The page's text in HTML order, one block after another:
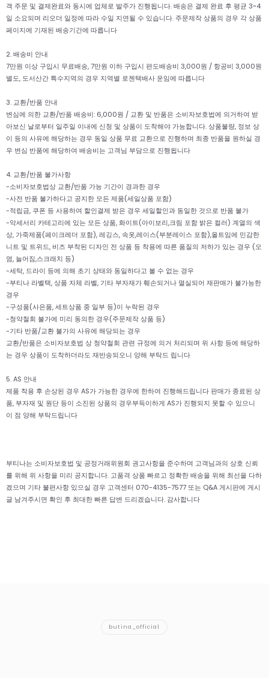
객 주문 및 결제완료와 동시에 업체로 발주가 진행됩니다. 배송은 결제 완료 후 평균 3~4
일 소요되며 리오더 일정에 따라 수일 지연될 수 있습니다. 주문제작 상품의 경우 각 상품
페이지에 기재된 배송기간에 따릅니다
2. 배송비 안내
7만원 이상 구입시 무료배송, 7만원 이하 구입시 편도배송비 3,000원 / 항공비 3,000원
별도, 도서산간 특수지역의 경우 지역별 로젠택배사 운임에 따릅니다
3. 교환/반품 안내
변심에 의한 교환/반품 배송비: 6,000원 / 교환 및 반품은 소비자보호법에 의거하여 받
아보신 날로부터 일주일 이내에 신청 및 상품이 도착해야 가능합니다. 상품불량, 정보 상
이 등의 사유에 해당하는 경우 동일 상품 무료 교환으로 진행하며 최종 반품을 원하실 경
우 변심 반품에 해당하여 배송비는 고객님 부담으로 진행됩니다
4. 교환/반품 불가사항
-소비자보호법상 교환/반품 가능 기간이 경과한 경우
-사전 반품 불가하다고 공지한 모든 제품(세일상품 포함)
-적립금, 쿠폰 등 사용하여 할인결제 받은 경우 세일할인과 동일한 것으로 반품 불가
-악세서리 카테고리에 있는 모든 상품, 화이트(아이보리,크림 포함 밝은 컬러) 계열의 색
상, 가죽제품(페이크레더 포함), 레깅스, 속옷,레이스(부분레이스 포함),올트임에 민감한
니트 및 트위드, 비즈 부착된 디자인 전 상품 등 착용에 따른 품질의 저하가 있는 경우 (오
염, 늘어짐,스크래치 등)
-세탁, 드라이 등에 의해 초기 상태와 동일하다고 볼 수 없는 경우
-부티나 라벨택, 상품 자체 라벨, 기타 부자재가 훼손되거나 멸실되어 재판매가 불가능한
경우
-구성품(사은품, 세트상품 중 일부 등)이 누락된 경우
-청약철회 불가에 미리 동의한 경우(주문제작 상품 등)
-기타 반품/교환 불가의 사유에 해당되는 경우
교환/반품은 소비자보호법 상 청약철회 관련 규정에 의거 처리되며 위 사항 등에 해당하
는 경우 상품이 도착하더라도 재반송되오니 양해 부탁드 립니다
5. AS 안내
제품 착용 후 손상된 경우 AS가 가능한 경우에 한하여 진행해드립니다 판매가 종료된 상
품, 부자재 및 원단 등이 소진된 상품의 경우부득이하게 AS가 진행되지 못할 수 있으니
이 점 양해 부탁드립니다
부티나는 소비자보호법 및 공정거래위원회 권고사항을 준수하며 고객님과의 상호 신뢰
를 위해 위 사항을 미리 공지합니다. 고품격 상품 빠르고 정확한 배송을 위해 최선을 다하
겠으며 기타 불편사항 있으실 경우 고객센터 070-4135-7577 또는 Q&A 게시판에 게시
글 남겨주시면 확인 후 최대한 빠른 답변 드리겠습니다. 감사합니다
butina_official